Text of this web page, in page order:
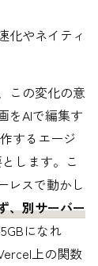
化やネイティ
この変化の意
をAIで編集す
するエージ
します。こ
レスで動かし
、別サーバー
になれ
上の関数